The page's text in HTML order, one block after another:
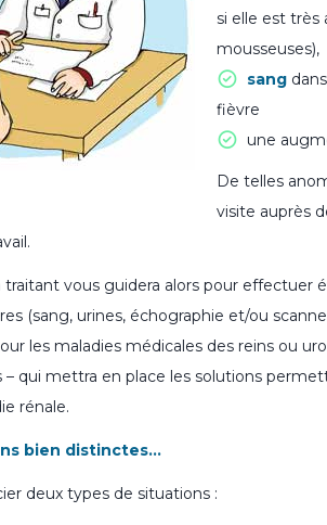
si elle est très
mousseuses),
sang
fièvre
une
De telles
visite auprès
vous guidera alors pour effectuer
(sang, urines, échographie et/ou
les maladies médicales des reins ou
– qui mettra en place les solutions
rénale.
bien distinctes…
deux types de situations :